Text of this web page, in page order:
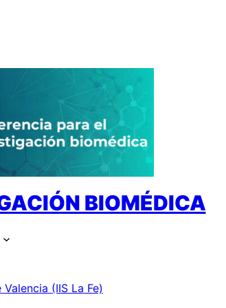
BIOMÉDICA
(IIS La Fe)